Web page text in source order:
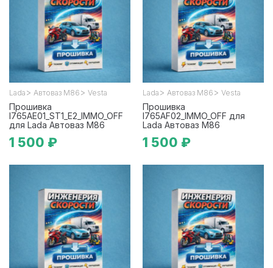
Lada > Автоваз М86 > Vesta
Прошивка
I765AE01_ST1_E2_IMMO_OFF
для Lada Автоваз М86
1 500 ₽
Lada > Автоваз М86 > Vesta
Прошивка
I765AF02_IMMO_OFF для
Lada Автоваз М86
1 500 ₽